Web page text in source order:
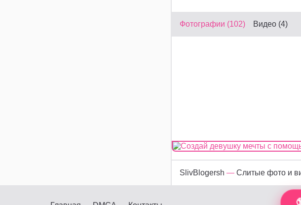
Фотографии (102) Видео (4)
SlivBlogersh — Слитые фото и